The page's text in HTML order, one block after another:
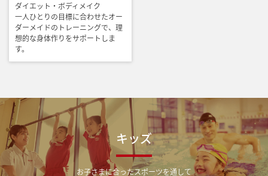
ダイエット・ボディメイク
一人ひとりの目標に合わせたオー
ダーメイドのトレーニングで、理
想的な身体作りをサポートしま
す。
キッズ
お子さまに合ったスポーツを通して